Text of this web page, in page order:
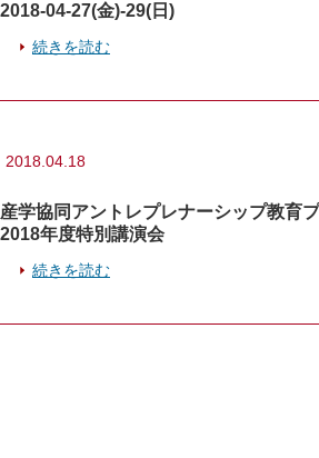
2018-04-27(金)-29(日)
続きを読む
2018.04.18
産学協同アントレプレナーシップ教育
2018年度特別講演会
続きを読む